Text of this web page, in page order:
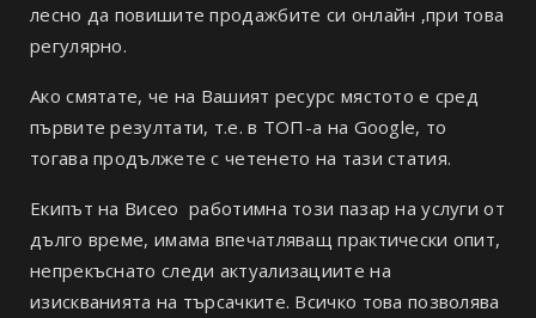
лесно да повишите продажбите си онлайн ,при това
регулярно.
Ако смятате, че на Вашият ресурс мястото е сред
първите резултати, т.е. в ТОП-а на Google, то
тогава продължете с четенето на тази статия.
Екипът на Висео работимна този пазар на услуги от
дълго време, имама впечатляващ практически опит,
непрекъснато следи актуализациите на
изискванията на търсачките. Всичко това позволява